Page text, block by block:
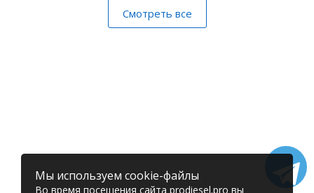
Смотреть все
Мы используем cookie-файлы
Во время посещения сайта prodiesel.pro вы